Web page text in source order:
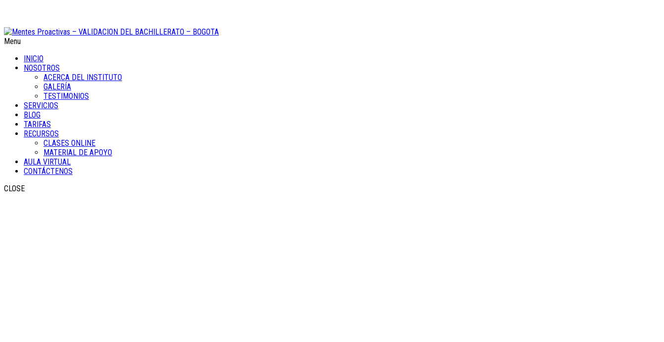
Menu
INICIO
NOSOTROS
ACERCA DEL INSTITUTO
GALERÍA
TESTIMONIOS
SERVICIOS
BLOG
TARIFAS
RECURSOS
CLASES ONLINE
MATERIAL DE APOYO
AULA VIRTUAL
CONTÁCTENOS
CLOSE